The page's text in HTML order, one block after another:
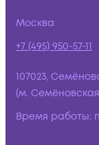
Москва
+7 (495) 950-57-11
107023,
(м.
Время работы: